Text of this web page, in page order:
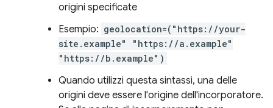
origini specificate
Esempio: geolocation=("https://your-
site.example" "https://a.example"
"https://b.example")
Quando utilizzi questa sintassi, una delle
origini deve essere l'origine dell'incorporatore.